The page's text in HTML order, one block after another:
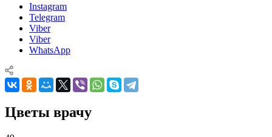
Instagram
Telegram
Viber
Viber
WhatsApp
Цветы врачу